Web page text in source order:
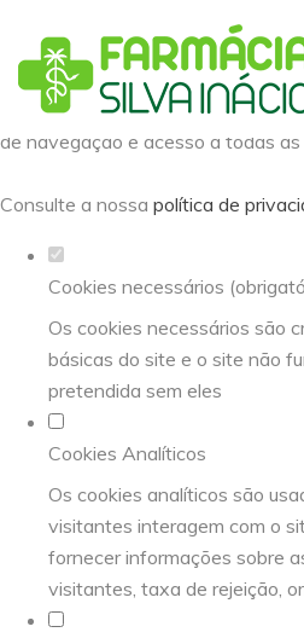
Defina as suas
cookies para este
Este website utiliza cookies
analíticos e funcionais, para lhe
de navegação e acesso a todas
Consulte a nossa política de
Cookies necessários
Os cookies necessários são
básicas do site e o site não
pretendida sem eles
Cookies Analíticos
Os cookies analíticos são
visitantes interagem com o
fornecer informações sobre
visitantes, taxa de rejeição,